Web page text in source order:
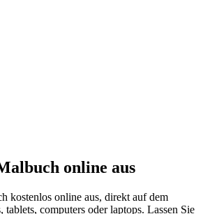
online aus
kostenlos online aus, direkt auf dem
computers oder laptops. Lassen Sie